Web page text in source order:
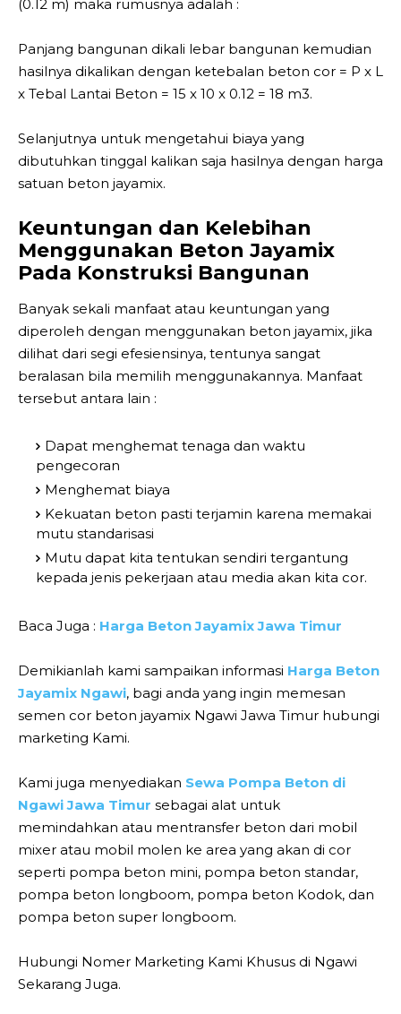
(0.12 m) maka rumusnya adalah :
Panjang bangunan dikali lebar bangunan kemudian
hasilnya dikalikan dengan ketebalan beton cor = P x L
x Tebal Lantai Beton = 15 x 10 x 0.12 = 18 m3.
Selanjutnya untuk mengetahui biaya yang
dibutuhkan tinggal kalikan saja hasilnya dengan harga
satuan beton jayamix.
Keuntungan dan Kelebihan
Menggunakan Beton Jayamix
Pada Konstruksi Bangunan
Banyak sekali manfaat atau keuntungan yang
diperoleh dengan menggunakan beton jayamix, jika
dilihat dari segi efesiensinya, tentunya sangat
beralasan bila memilih menggunakannya. Manfaat
tersebut antara lain :
Dapat menghemat tenaga dan waktu
pengecoran
Menghemat biaya
Kekuatan beton pasti terjamin karena memakai
mutu standarisasi
Mutu dapat kita tentukan sendiri tergantung
kepada jenis pekerjaan atau media akan kita cor.
Baca Juga : Harga Beton Jayamix Jawa Timur
Demikianlah kami sampaikan informasi Harga Beton
Jayamix Ngawi, bagi anda yang ingin memesan
semen cor beton jayamix Ngawi Jawa Timur hubungi
marketing Kami.
Kami juga menyediakan Sewa Pompa Beton di
Ngawi Jawa Timur sebagai alat untuk
memindahkan atau mentransfer beton dari mobil
mixer atau mobil molen ke area yang akan di cor
seperti pompa beton mini, pompa beton standar,
pompa beton longboom, pompa beton Kodok, dan
pompa beton super longboom.
Hubungi Nomer Marketing Kami Khusus di Ngawi
Sekarang Juga.